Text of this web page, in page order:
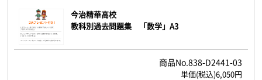
今治精華高校
教科別過去問題集 「数学」A3
838-D2441-03
6,050円